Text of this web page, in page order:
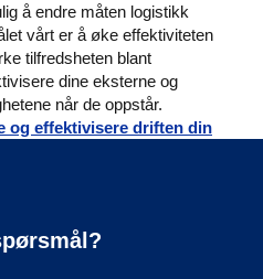
å endre måten logistikk
vårt er å øke effektiviteten
tilfredsheten blant
dine eksterne og
når de oppstår.
og effektivisere driften din